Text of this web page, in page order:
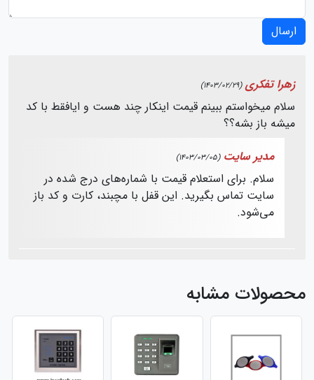
ارسال
زهرا تفکری (1403/02/29)
سلام میخواستم ببینم قیمت اینکار چند هست و ایافقط با کد
میشه باز بشه؟؟
مدیر سایت (1403/03/05)
سلام. برای استعلام قیمت با شماره‌های درج شده در
سایت تماس بگیرید. این قفل با مچبند، کارت و کد باز
می‌شود.
محصولات مشابه